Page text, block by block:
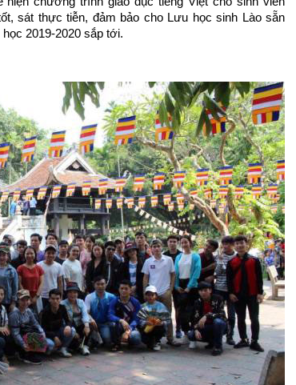
sát thực tiễn, đảm bảo cho Lưu học sinh Lào sẵn
2019-2020 sắp tới.